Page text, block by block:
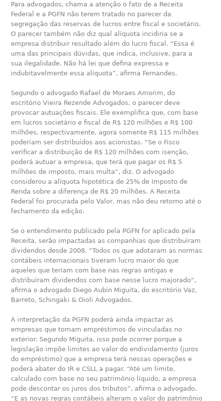
Para advogados, chama a atenção o fato de a Receita
Federal e a PGFN não terem tratado no parecer da
segregação das reservas de lucros entre fiscal e societário.
O parecer também não diz qual alíquota incidiria se a
empresa distribuir resultado além do lucro fiscal. “Essa é
uma das principais dúvidas, que indica, inclusive, para a
sua ilegalidade. Não há lei que defina expressa e
indubitavelmente essa alíquota”, afirma Fernandes.
Segundo o advogado Rafael de Moraes Amorim, do
escritório Vieira Rezende Advogados, o parecer deve
provocar autuações fiscais. Ele exemplifica que, com base
em lucros societário e fiscal de R$ 120 milhões e R$ 100
milhões, respectivamente, agora somente R$ 115 milhões
poderiam ser distribuídos aos acionistas. “Se o Fisco
verificar a distribuição de R$ 120 milhões com isenção,
poderá autuar a empresa, que terá que pagar os R$ 5
milhões de imposto, mais multa”, diz. O advogado
considerou a alíquota hipotética de 25% de Imposto de
Renda sobre a diferença de R$ 20 milhões. A Receita
Federal foi procurada pelo Valor, mas não deu retorno até o
fechamento da edição.
Se o entendimento publicado pela PGFN for aplicado pela
Receita, serão impactadas as companhias que distribuíram
dividendos desde 2008. “Todos os que adotaram as normas
contábeis internacionais tiveram lucro maior do que
aqueles que teriam com base nas regras antigas e
distribuíram dividendos com base nesse lucro majorado”,
afirma o advogado Diego Aubin Miguita, do escritório Vaz,
Barreto, Schingaki & Oioli Advogados.
A interpretação da PGFN poderá ainda impactar as
empresas que tomam empréstimos de vinculadas no
exterior. Segundo Miguita, isso pode ocorrer porque a
legislação impõe limites ao valor do endividamento (juros
do empréstimo) que a empresa terá nessas operações e
poderá abater do IR e CSLL a pagar. “Até um limite,
calculado com base no seu patrimônio líquido, a empresa
pode descontar os juros dos tributos”, afirma o advogado.
“E as novas regras contábeis alteram o valor do patrimônio